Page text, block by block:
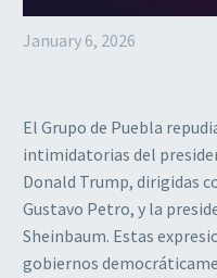
January 6, 2026
El Grupo de Puebla
intimidatorias del
Donald Trump, dirigidas
Gustavo Petro, y la
Sheinbaum. Estas
gobiernos